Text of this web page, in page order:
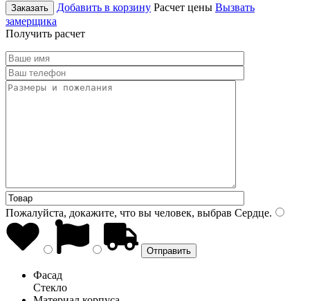
Заказать Добавить в корзину Расчет цены Вызвать
замерщика
Получить расчет
Пожалуйста, докажите, что вы человек, выбрав Сердце.
Фасад
Стекло